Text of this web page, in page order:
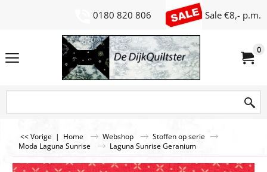
0180 820 806 Sale €8,- p.m.
0
<< Vorige | Home Webshop
Stoffen op serie
Moda Laguna Sunrise
Laguna Sunrise Geranium